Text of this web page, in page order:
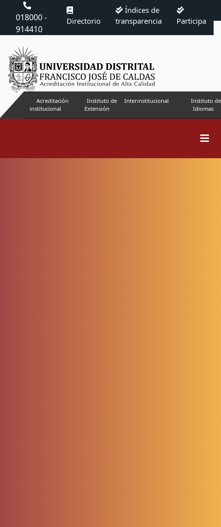
018000 -
914410
Directorio
Índices de
transparencia
Participa
Acreditación
institucional
Instituto de
Extensión
Interinstitucional
Instituto de
Idiomas